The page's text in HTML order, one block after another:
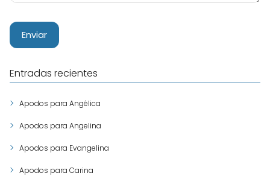
Entradas recientes
Apodos para Angélica
Apodos para Angelina
Apodos para Evangelina
Apodos para Carina